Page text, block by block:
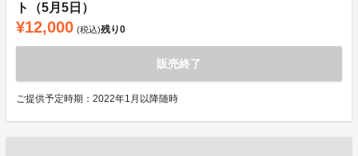
ト（5月5日）
¥12,000 (税込)残り0
販売終了
ご提供予定時期：2022年1月以降随時